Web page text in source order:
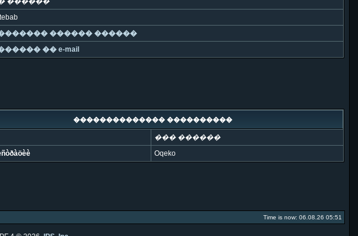
������ ������
�� e-mail
�������������� ����������
��� ������
Oqeko
Time is now: 06.08.26 05:51